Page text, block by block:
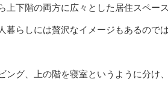
上下階の両方に広々とした居住スペー
暮らしには贅沢なイメージもあるので
ング、上の階を寝室というように分け